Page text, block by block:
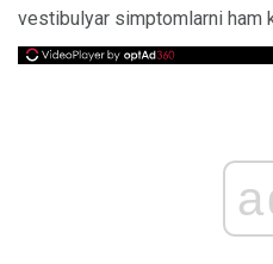
vestibulyar simptomlarni ham